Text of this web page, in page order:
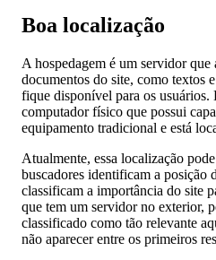
Boa localização
A hospedagem é um servidor que
documentos do site, como textos
fique disponível para os usuários.
computador físico que possui
equipamento tradicional e está
Atualmente, essa localização
buscadores identificam a posição
classificam a importância do site
que tem um servidor no exterior,
classificado como tão relevante
não aparecer entre os primeiros